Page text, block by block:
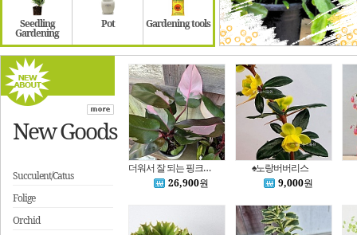
Seedling
Gardening
Pot Gardening tools
New Goods
Succulent/Catus
Folige
Orchid
더워서 잘 되는 핑크프린세스콩고 중품 묵은둥이 {하와이꽃집}
26,900원
♠노랑버버리스
9,000원